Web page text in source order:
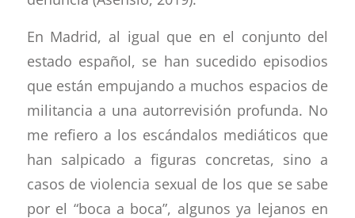
En Madrid, al igual que en el conjunto del
estado español, se han sucedido episodios
que están empujando a muchos espacios de
militancia a una autorrevisión profunda. No
me refiero a los escándalos mediáticos que
han salpicado a figuras concretas, sino a
casos de violencia sexual de los que se sabe
por el “boca a boca”, algunos ya lejanos en